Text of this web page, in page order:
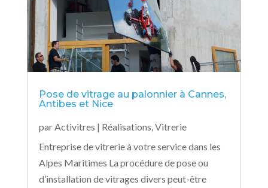
Pose de vitrage au palonnier à Cannes,
Antibes et Nice
par Activitres | Réalisations Vitrerie
Entreprise de vitrerie à votre service dans les
Alpes Maritimes La procédure de pose ou
d’installation de vitrages divers peut-être